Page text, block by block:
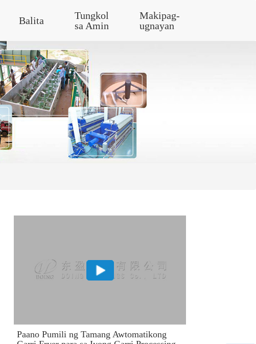
Balita
Tungkol
sa Amin
Makipag-
ugnayan
Paano Pumili ng Tamang Awtomatikong